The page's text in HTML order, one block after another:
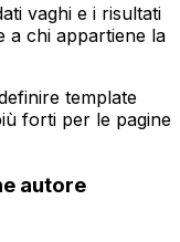
vaghi e i risultati
a chi appartiene la
template
forti per le pagine
autore